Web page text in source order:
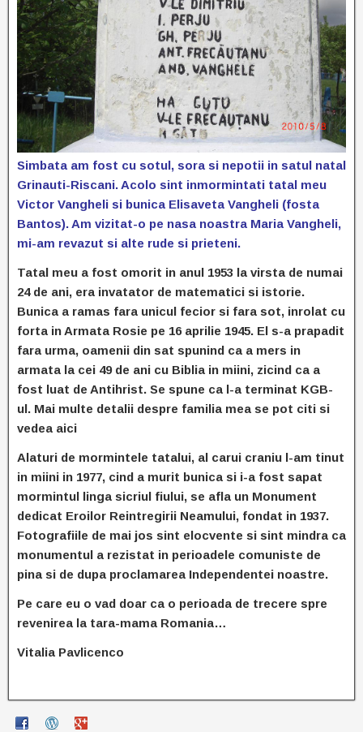
Simbata am fost cu sotul, sora si nepotii in satul natal
Grinauti-Riscani. Acolo sint inmormintati tatal meu
Victor Vangheli si bunica Elisaveta Vangheli (fosta
Bantos). Am vizitat-o pe nasa noastra Maria Vangheli,
mi-am revazut si alte rude si prieteni.
Tatal meu a fost omorit in anul 1953 la virsta de numai
24 de ani, era invatator de matematici si istorie.
Bunica a ramas fara unicul fecior si fara sot, inrolat cu
forta in Armata Rosie pe 16 aprilie 1945. El s-a prapadit
fara urma, oamenii din sat spunind ca a mers in
armata la cei 49 de ani cu Biblia in miini, zicind ca a
fost luat de Antihrist. Se spune ca l-a terminat KGB-
ul. Mai multe detalii despre familia mea se pot citi si
vedea aici
Alaturi de mormintele tatalui, al carui craniu l-am tinut
in miini in 1977, cind a murit bunica si i-a fost sapat
mormintul linga sicriul fiului, se afla un Monument
dedicat Eroilor Reintregirii Neamului, fondat in 1937.
Fotografiile de mai jos sint elocvente si sint mindra ca
monumentul a rezistat in perioadele comuniste de
pina si de dupa proclamarea Independentei noastre.
Pe care eu o vad doar ca o perioada de trecere spre
revenirea la tara-mama Romania…
Vitalia Pavlicenco